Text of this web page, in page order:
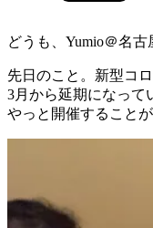
どうも、Yumio＠名古
先日のこと。新型コ
3月から延期になって
やっと開催することが